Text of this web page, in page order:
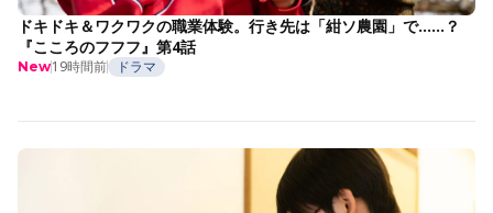
ドキドキ＆ワクワクの職業体験。行き先は「紺ソ農園」で……？
『こころのフフフ』第4話
New19時間前 ドラマ